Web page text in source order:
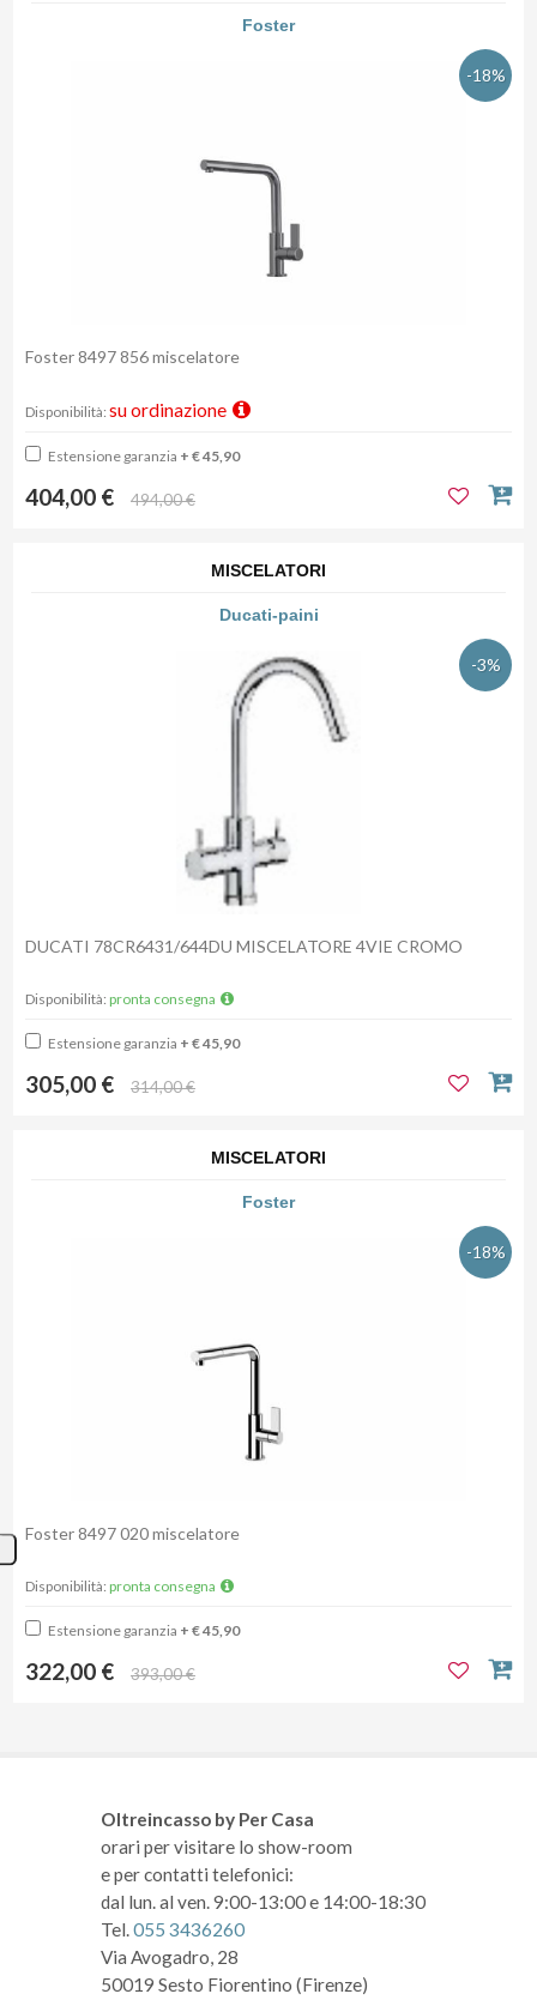
Foster
-18%
Foster 8497 856 miscelatore
Disponibilità: su ordinazione
Estensione garanzia + € 45,90
404,00 € 494,00 €
MISCELATORI
Ducati-paini
-3%
DUCATI 78CR6431/644DU MISCELATORE 4VIE CROMO
Disponibilità: pronta consegna
Estensione garanzia + € 45,90
305,00 € 314,00 €
MISCELATORI
Foster
-18%
Foster 8497 020 miscelatore
Disponibilità: pronta consegna
Estensione garanzia + € 45,90
322,00 € 393,00 €
Oltreincasso by Per Casa
orari per visitare lo show-room
e per contatti telefonici:
dal lun. al ven. 9:00-13:00 e 14:00-18:30
Tel.055 3436260
Via Avogadro, 28
50019 Sesto Fiorentino (Firenze)